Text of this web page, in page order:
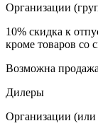
Организации
10% скидка к
кроме товаров со
Возможна
Дилеры
Организации